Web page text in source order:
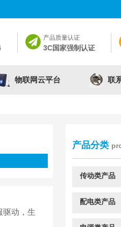
产品质量认证
3C国家强制认证
物联网云平台 联
驱动，生
产品分类
传动类产品
配电类产品